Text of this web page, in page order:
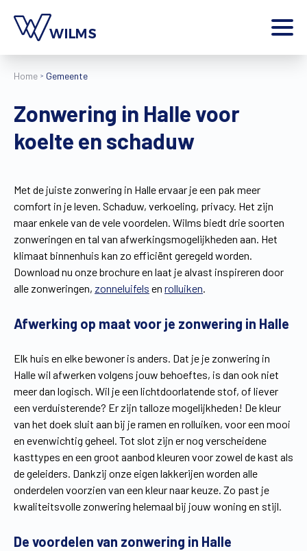
Vind een verdeler Offerte op maat
Gratis brochure
Home
Producten
Contact
Extra
Jobs
Wilms World
NL
Home Gemeente
Zonwering in Halle voor
koelte en schaduw
Met de juiste zonwering in Halle ervaar je een pak meer
comfort in je leven. Schaduw, verkoeling, privacy. Het zijn
maar enkele van de vele voordelen. Wilms biedt drie soorten
zonweringen en tal van afwerkingsmogelijkheden aan. Het
klimaat binnenhuis kan zo efficiënt geregeld worden.
Download nu onze brochure en laat je alvast inspireren door
alle zonweringen, zonneluifels en rolluiken.
Afwerking op maat voor je zonwering in Halle
Elk huis en elke bewoner is anders. Dat je je zonwering in
Halle wil afwerken volgens jouw behoeftes, is dan ook niet
meer dan logisch. Wil je een lichtdoorlatende stof, of liever
een verduisterende? Er zijn talloze mogelijkheden! De kleur
van het doek sluit aan bij je ramen en rolluiken, voor een mooi
en evenwichtig geheel. Tot slot zijn er nog verscheidene
kasttypes en een groot aanbod kleuren voor zowel de kast als
de geleiders. Dankzij onze eigen lakkerijen worden alle
onderdelen voorzien van een kleur naar keuze. Zo past je
kwaliteitsvolle zonwering helemaal bij jouw woning en stijl.
De voordelen van zonwering in Halle